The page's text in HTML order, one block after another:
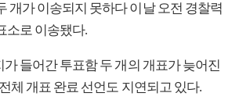
개가 이송되지 못하다 이날 오전 경찰력
소로 이송됐다.
가 들어간 투표함 두 개의 개표가 늦어진
체 개표 완료 선언도 지연되고 있다.